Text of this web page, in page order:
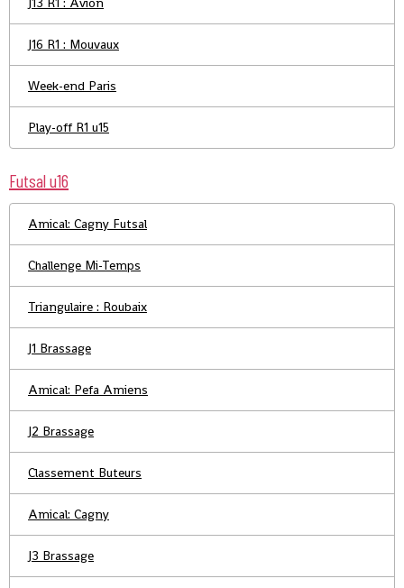
J16 R1 : Mouvaux
Week-end Paris
Play-off R1 u15
Futsal u16
Amical: Cagny Futsal
Challenge Mi-Temps
Triangulaire : Roubaix
J1 Brassage
Amical: Pefa Amiens
J2 Brassage
Classement Buteurs
Amical: Cagny
J3 Brassage